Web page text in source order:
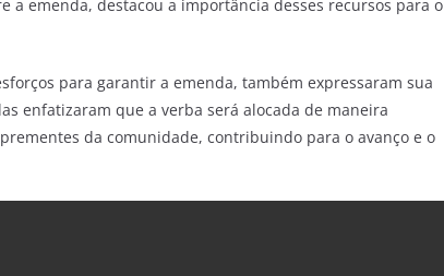
a emenda, destacou a importância desses recursos para o
para garantir a emenda, também expressaram sua
enfatizaram que a verba será alocada de maneira
da comunidade, contribuindo para o avanço e o